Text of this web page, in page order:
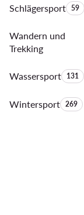
Schlägersport 59
Wandern und
Trekking
Wassersport 131
Wintersport 269